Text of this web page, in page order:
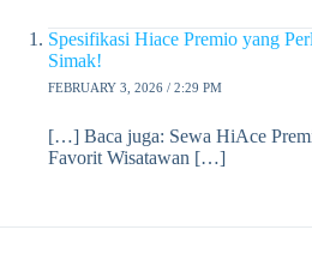
Spesifikasi Hiace Premio yang
Simak!
FEBRUARY 3, 2026 / 2:29 PM
[…] Baca juga: Sewa HiAce
Favorit Wisatawan […]